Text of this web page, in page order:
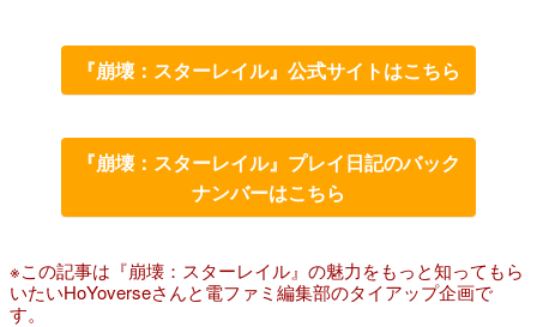
『崩壊：スターレイル』公式サイトはこちら
『崩壊：スターレイル』プレイ日記のバック
ナンバーはこちら
※この記事は『崩壊：スターレイル』の魅力をもっと知ってもら
いたいHoYoverseさんと電ファミ編集部のタイアップ企画で
す。